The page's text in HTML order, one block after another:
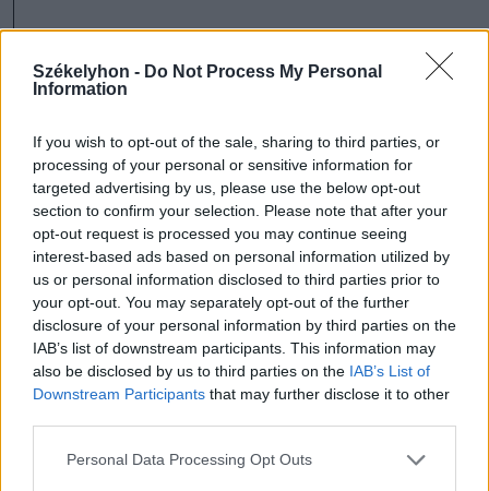
Székelyhon - Do Not Process My Personal
Information
If you wish to opt-out of the sale, sharing to third parties, or
processing of your personal or sensitive information for
targeted advertising by us, please use the below opt-out
section to confirm your selection. Please note that after your
opt-out request is processed you may continue seeing
interest-based ads based on personal information utilized by
us or personal information disclosed to third parties prior to
your opt-out. You may separately opt-out of the further
disclosure of your personal information by third parties on the
IAB’s list of downstream participants. This information may
also be disclosed by us to third parties on the IAB’s List of
Downstream Participants that may further disclose it to other
Personal Data Processing Opt Outs
Építők útja – Păiuș David hadnagy út
1918. december 1. út – Moto Velo
környéke.
Háromszék
Közlekedés
Sepsiszentgyörgy